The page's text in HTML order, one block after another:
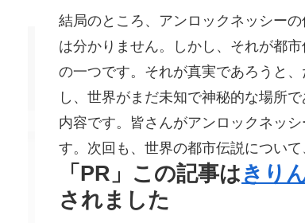
結局のところ、アンロックネッシー
は分かりません。しかし、それが都
の一つです。それが真実であろうと
し、世界がまだ未知で神秘的な場所
内容です。皆さんがアンロックネッ
す。次回も、世界の都市伝説につい
「PR」この記事は きり
されました